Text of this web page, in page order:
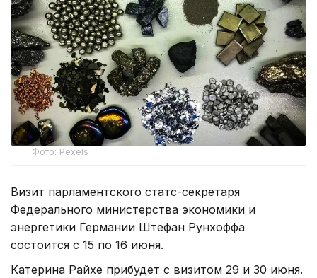
Фото: Pexels
Визит парламентского статс-секретаря
Федерального министерства экономики и
энергетики Германии Штефан Рунхоффа
состоится с 15 по 16 июня.
Катерина Райхе прибудет с визитом 29 и 30 июня.